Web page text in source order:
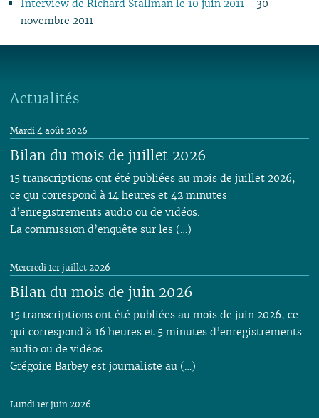
01
01
01
01
03
01
01
01
01
02
02
02
01
03
Interview de Richard Stallman le 10 juin 2011- 30
novembre 2011
Actualités
Bilan du mois de juillet 2026
Mardi 4 août 2026
15 transcriptions ont été publiées au mois de juillet 2026,
ce qui correspond à 14 heures et 42 minutes
d’enregistrements audio ou de vidéos.
La commission d’enquête sur les (…)
Bilan du mois de juin 2026
Mercredi 1er juillet 2026
15 transcriptions ont été publiées au mois de juin 2026, ce
qui correspond à 16 heures et 5 minutes d’enregistrements
audio ou de vidéos.
Grégoire Barbey est journaliste au (…)
Lundi 1er juin 2026